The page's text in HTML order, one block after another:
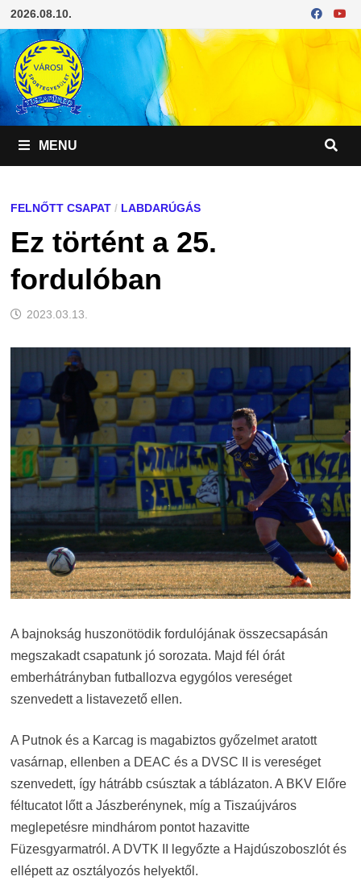
Skip
to
content
2026.08.10.
MENU
FELNŐTT CSAPAT/ LABDARÚGÁS
Ez történt a 25.
fordulóban
2023.03.13.
A bajnokság huszonötödik fordulójának összecsapásán
megszakadt csapatunk jó sorozata. Majd fél órát
emberhátrányban futballozva egygólos vereséget
szenvedett a listavezető ellen.
A Putnok és a Karcag is magabiztos győzelmet aratott
vasárnap, ellenben a DEAC és a DVSC II is vereséget
szenvedett, így hátrább csúsztak a táblázaton. A BKV Előre
féltucatot lőtt a Jászberénynek, míg a Tiszaújváros
meglepetésre mindhárom pontot hazavitte
Füzesgyarmatról. A DVTK II legyőzte a Hajdúszoboszlót és
ellépett az osztályozós helyektől.